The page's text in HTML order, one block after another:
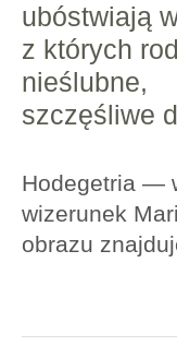
ubóstwiają
z których
nieślubne,
szczęśliwe
Hodegetria —
wizerunek
obrazu